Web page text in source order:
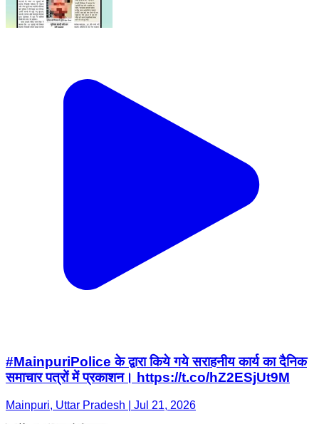
#MainpuriPolice के द्वारा किये गये सराहनीय कार्य का दैनिक
समाचार पत्रों में प्रकाशन। https://t.co/hZ2ESjUt9M
Mainpuri, Uttar Pradesh | Jul 21, 2026